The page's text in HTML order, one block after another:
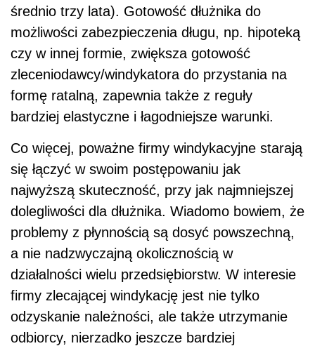
średnio trzy lata). Gotowość dłużnika do
możliwości zabezpieczenia długu, np. hipoteką
czy w innej formie, zwiększa gotowość
zleceniodawcy/windykatora do przystania na
formę ratalną, zapewnia także z reguły
bardziej elastyczne i łagodniejsze warunki.
Co więcej, poważne firmy windykacyjne starają
się łączyć w swoim postępowaniu jak
najwyższą skuteczność, przy jak najmniejszej
dolegliwości dla dłużnika. Wiadomo bowiem, że
problemy z płynnością są dosyć powszechną,
a nie nadzwyczajną okolicznością w
działalności wielu przedsiębiorstw. W interesie
firmy zlecającej windykację jest nie tylko
odzyskanie należności, ale także utrzymanie
odbiorcy, nierzadko jeszcze bardziej